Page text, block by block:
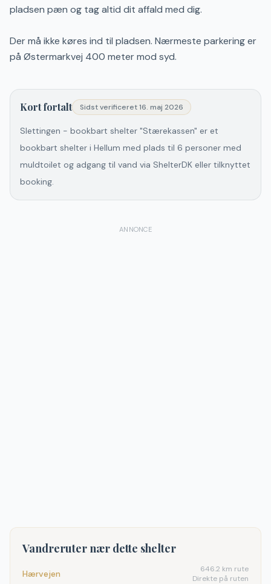
pladsen pæn og tag altid dit affald med dig.
Der må ikke køres ind til pladsen. Nærmeste parkering er
på Østermarkvej 400 meter mod syd.
Kort fortalt Sidst verificeret16. maj 2026
Slettingen - bookbart shelter "Stærekassen" er et
bookbart shelter i Hellum med plads til 6 personer med
muldtoilet og adgang til vand via ShelterDK eller tilknyttet
booking.
ANNONCE
Vandreruter nær dette shelter
Hærvejen 646.2 km rute
Direkte på ruten